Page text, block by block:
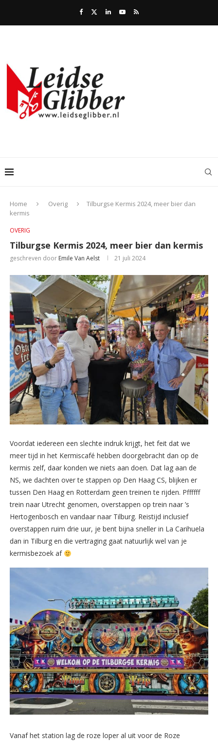
Home Overig
Tilburgse Kermis 2024, meer bier dan
kermis
OVERIG
Tilburgse Kermis 2024, meer bier dan kermis
geschreven door Emile Van Aelst 21 juli 2024
Voordat iedereen een slechte indruk krijgt, het feit dat we
meer tijd in het Kermiscafé hebben doorgebracht dan op de
kermis zelf, daar konden we niets aan doen. Dat lag aan de
NS, we dachten over te stappen op Den Haag CS, blijken er
tussen Den Haag en Rotterdam geen treinen te rijden. Pffffff
trein naar Utrecht genomen, overstappen op trein naar ’s
Hertogenbosch en vandaar naar Tilburg. Reistijd inclusief
overstappen ruim drie uur, je bent bijna sneller in La Carihuela
dan in Tilburg en die vertraging gaat natuurlijk wel van je
kermisbezoek af
Vanaf het station lag de roze loper al uit voor de Roze